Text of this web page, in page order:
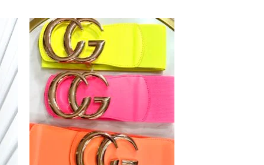
lista de
deseos